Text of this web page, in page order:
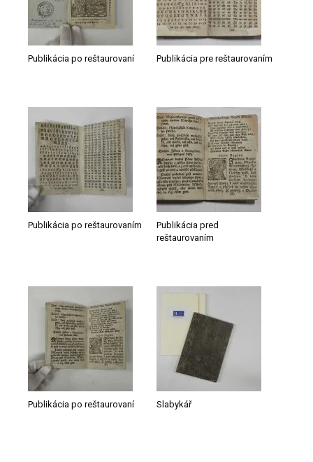
Publikácia po reštaurovaní Publikácia pre reštaurovaním
Publikácia po reštaurovaním
Publikácia pred
reštaurovaním
Publikácia po reštaurovaní Slabykář